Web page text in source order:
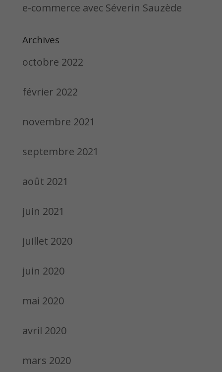
e-commerce avec Séverin Sauzède
Archives
octobre 2022
février 2022
novembre 2021
septembre 2021
août 2021
juin 2021
juillet 2020
juin 2020
mai 2020
avril 2020
mars 2020